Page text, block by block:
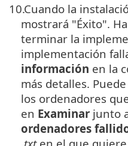
10.Cuando la
mostrará "Éxito".
terminar la
implementación
información en la
más detalles.
los ordenadores
en Examinar junto
ordenadores